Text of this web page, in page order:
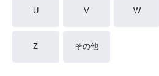
U V W
Z その他